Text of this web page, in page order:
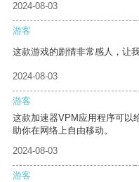
2024-08-03
游客
这款游戏的剧情非常感人，让
2024-08-03
游客
这款加速器VPM应用程序可以
助你在网络上自由移动。
2024-08-03
游客